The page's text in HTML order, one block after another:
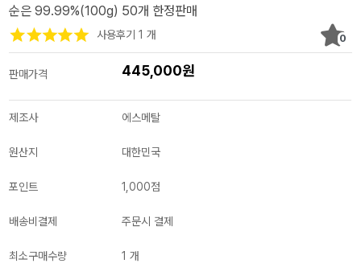
순은 99.99%(100g) 50개 한정판매
사용후기 1 개 0
판매가격 445,000원
제조사 에스메탈
원산지 대한민국
포인트 1,000점
배송비결제 주문시 결제
최소구매수량 1 개